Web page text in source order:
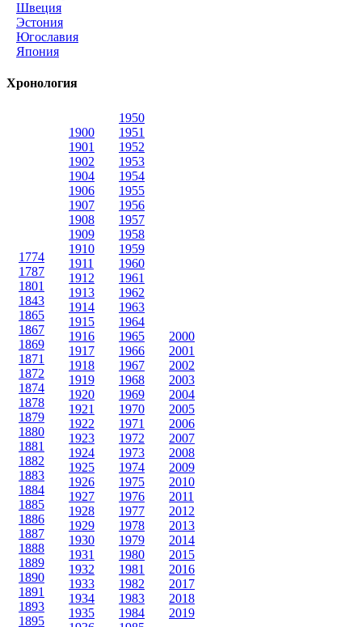
Швеция
Эстония
Югославия
Япония
Хронология
1774
1787
1801
1843
1865
1867
1869
1871
1872
1874
1878
1879
1880
1881
1882
1883
1884
1885
1886
1887
1888
1889
1890
1891
1893
1895
1900
1901
1902
1904
1906
1907
1908
1909
1910
1911
1912
1913
1914
1915
1916
1917
1918
1919
1920
1921
1922
1923
1924
1925
1926
1927
1928
1929
1930
1931
1932
1933
1934
1935
1950
1951
1952
1953
1954
1955
1956
1957
1958
1959
1960
1961
1962
1963
1964
1965
1966
1967
1968
1969
1970
1971
1972
1973
1974
1975
1976
1977
1978
1979
1980
1981
1982
1983
1984
2000
2001
2002
2003
2004
2005
2006
2007
2008
2009
2010
2011
2012
2013
2014
2015
2016
2017
2018
2019